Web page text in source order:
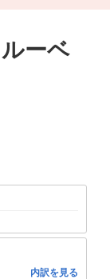
ーベ
内訳を見る